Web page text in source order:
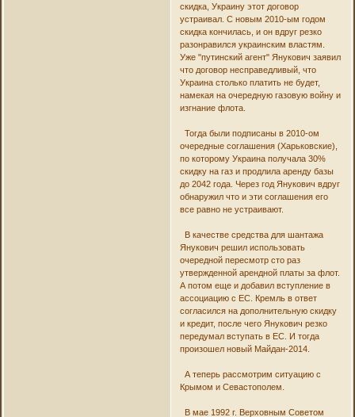
скидка, Украину этот договор
устраивал. С новым 2010-ым годом
скидка кончилась, и он вдруг резко
разонравился украинским властям.
Уже "путинский агент" Янукович заявил
что договор несправедливый, что
Украина столько платить не будет,
намекая на очередную газовую войну и
изгнание флота.
Тогда были подписаны в 2010-ом
очередные соглашения (Харьковские),
по которому Украина получала 30%
скидку на газ и продлила аренду базы
до 2042 года. Через год Янукович вдруг
обнаружил что и эти соглашения его
все равно не устраивают.
В качестве средства для шантажа
Янукович решил использовать
очередной пересмотр сто раз
утвержденной арендной платы за флот.
А потом еще и добавил вступление в
ассоциацию с ЕС. Кремль в ответ
согласился на дополнительную скидку
и кредит, после чего Янукович резко
передумал вступать в ЕС. И тогда
произошел новый Майдан-2014.
А теперь рассмотрим ситуацию с
Крымом и Севастополем.
В мае 1992 г. Верховным Советом